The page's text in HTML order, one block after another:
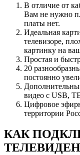
В отличие от
Вам не нужно
платы нет.
Идеальная
телевизоре,
картинку на
Простая и
20
постоянно
видео с USB,
Цифровое
территории
КАК